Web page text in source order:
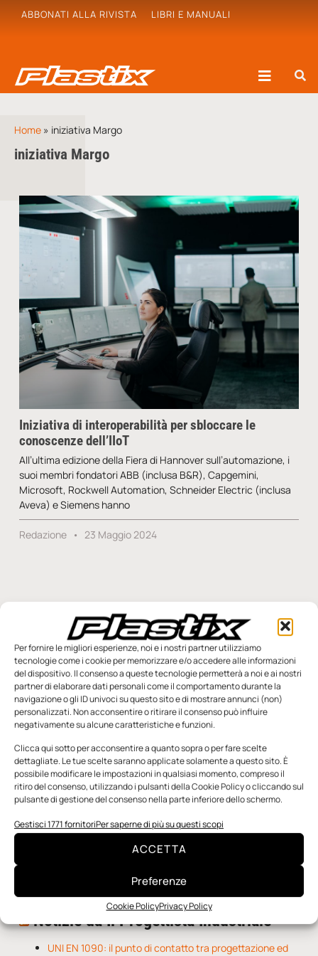
Per fornire le migliori esperienze, noi e i nostri partner utilizziamo
tecnologie come i cookie per memorizzare e/o accedere alle informazioni
del dispositivo. Il consenso a queste tecnologie permetterà a noi e ai nostri
partner di elaborare dati personali come il comportamento durante la
navigazione o gli ID univoci su questo sito e di mostrare annunci (non)
personalizzati. Non acconsentire o ritirare il consenso può influire
negativamente su alcune caratteristiche e funzioni.
Clicca qui sotto per acconsentire a quanto sopra o per fare scelte
dettagliate. Le tue scelte saranno applicate solamente a questo sito. È
possibile modificare le impostazioni in qualsiasi momento, compreso il
ritiro del consenso, utilizzando i pulsanti della Cookie Policy o cliccando sul
pulsante di gestione del consenso nella parte inferiore dello schermo.
Gestisci 1771 fornitoriPer saperne di più su questi scopi
ACCETTA
Preferenze
Cookie PolicyPrivacy Policy
ABBONATI ALLA RIVISTA LIBRI E MANUALI
Home » iniziativa Margo
iniziativa Margo
Iniziativa di interoperabilità per sbloccare le
conoscenze dell’IIoT
All’ultima edizione della Fiera di Hannover sull’automazione, i
suoi membri fondatori ABB (inclusa B&R), Capgemini,
Microsoft, Rockwell Automation, Schneider Electric (inclusa
Aveva) e Siemens hanno
Redazione 23 Maggio 2024
SFOGLIA LA RIVISTA
n.5 - Giugno 2026 n.4 - Maggio 2026 n.3 - Aprile 2026
Edicola Web
Notizie da Meccanicanews
O-Ring, tecnica e applicazioni
Rivestimenti nanocompositi per ingranaggi
Notizie da Il Progettista Industriale
UNI EN 1090: il punto di contatto tra progettazione ed